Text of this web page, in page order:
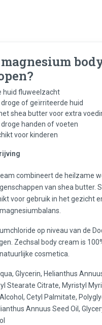
huid fluweelzacht
droge of geïrriteerde huid
shea butter voor extra
droge handen of voeten
voor kinderen
combineert de heilzame
van shea butter.
voor gebruik in het gezicht
op niveau van de
Zechsal body cream is
cosmetica.
Glycerin, Helianthus
Stearate Citrate, Myristyl
Cetyl Palmitate,
Annuus Seed Oil,